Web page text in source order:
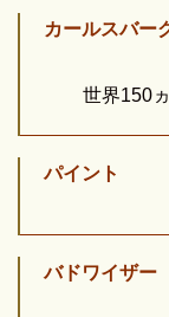
カールスバー
世界150
パイント
バドワイザー